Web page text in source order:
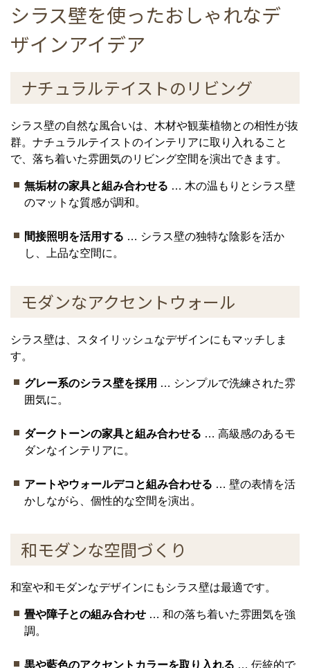
シラス壁を使ったおしゃれなデ
ザインアイデア
ナチュラルテイストのリビング
シラス壁の自然な風合いは、木材や観葉植物との相性が抜
群。ナチュラルテイストのインテリアに取り入れること
で、落ち着いた雰囲気のリビング空間を演出できます。
無垢材の家具と組み合わせる … 木の温もりとシラス壁
のマットな質感が調和。
間接照明を活用する … シラス壁の独特な陰影を活か
し、上品な空間に。
モダンなアクセントウォール
シラス壁は、スタイリッシュなデザインにもマッチしま
す。
グレー系のシラス壁を採用 … シンプルで洗練された雰
囲気に。
ダークトーンの家具と組み合わせる … 高級感のあるモ
ダンなインテリアに。
アートやウォールデコと組み合わせる … 壁の表情を活
かしながら、個性的な空間を演出。
和モダンな空間づくり
和室や和モダンなデザインにもシラス壁は最適です。
畳や障子との組み合わせ … 和の落ち着いた雰囲気を強
調。
黒や藍色のアクセントカラーを取り入れる … 伝統的で